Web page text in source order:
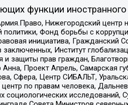
функции иностранного
Нижегородский
политики, Фонд борьбы с
инициатива,
Институт
и защиты прав граждан,
Анна, Проект Апрель,
Сфера, Центр СИБАЛЬТ,
по правам человека,
социологических